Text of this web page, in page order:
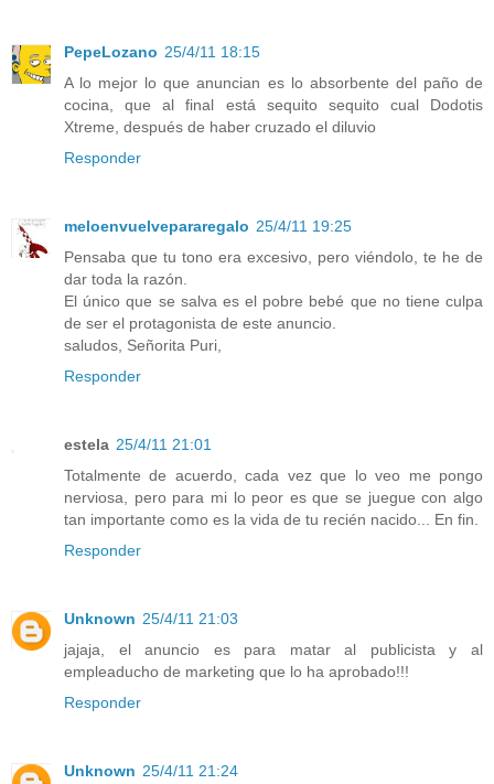
PepeLozano 25/4/11 18:15
A lo mejor lo que anuncian es lo absorbente del paño de
cocina, que al final está sequito sequito cual Dodotis
Xtreme, después de haber cruzado el diluvio
Responder
meloenvuelvepararegalo 25/4/11 19:25
Pensaba que tu tono era excesivo, pero viéndolo, te he de
dar toda la razón.
El único que se salva es el pobre bebé que no tiene culpa
de ser el protagonista de este anuncio.
saludos, Señorita Puri,
Responder
estela 25/4/11 21:01
Totalmente de acuerdo, cada vez que lo veo me pongo
nerviosa, pero para mi lo peor es que se juegue con algo
tan importante como es la vida de tu recién nacido... En fin.
Responder
Unknown 25/4/11 21:03
jajaja, el anuncio es para matar al publicista y al
empleaducho de marketing que lo ha aprobado!!!
Responder
Unknown 25/4/11 21:24